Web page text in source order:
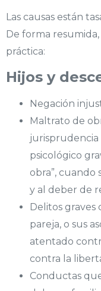
Las causas están
De forma
práctica:
Hijos y
Negación
Maltrato de
psicológico
obra”,
y al deber de
Delitos graves
pareja, o sus
atentado
contra la
Conductas